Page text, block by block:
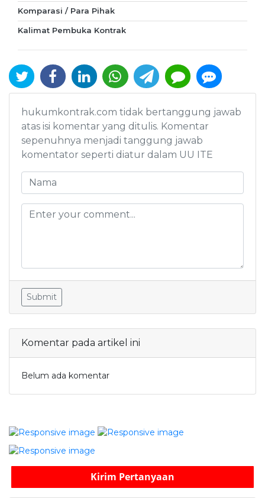
Komparasi / Para Pihak
Kalimat Pembuka Kontrak
hukumkontrak.com tidak bertanggung jawab
atas isi komentar yang ditulis. Komentar
sepenuhnya menjadi tanggung jawab
komentator seperti diatur dalam UU ITE
Submit
Komentar pada artikel ini
Belum ada komentar
Kirim Pertanyaan